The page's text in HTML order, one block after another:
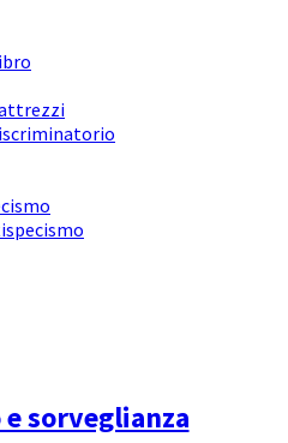
sorveglianza